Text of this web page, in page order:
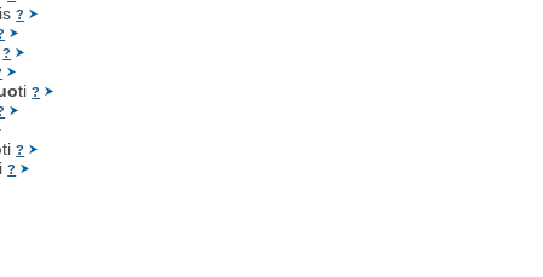
?
?
ti?
ti?
?